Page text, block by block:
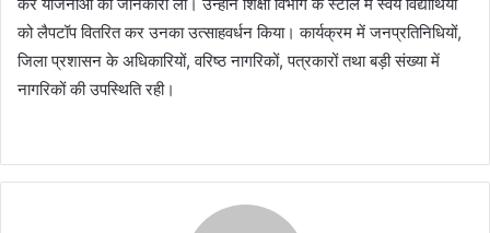
को लैपटॉप वितरित कर उनका उत्साहवर्धन किया। कार्यक्रम में जनप्रतिनिधियों,
जिला प्रशासन के अधिकारियों, वरिष्ठ नागरिकों, पत्रकारों तथा बड़ी संख्या में
नागरिकों की उपस्थिति रही।